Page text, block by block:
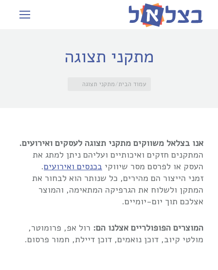
מתקני תצוגה
עמוד הבית מתקני תצוגה
אנו בצלאל משווקים מתקני תצוגה לעסקים ואירועים.
המתקנים חזקים ואיכותיים ועליהם ניתן למתג את
העסק או לפרסם מסר שיווקי בכנסים ואירועים.
זמני הייצור הם מהירים, כל שנותר הוא לבחור את
המתקן ולשלוח את הגרפיקה המתאימה, והמוצר
אצלכם תוך יום-יומיים.
המוצרים הפופולריים אצלנו הם: רול אפ, פרומוטר,
מולטי קיוב, דוכן נואמים, דוכן דיילת, חמור פרסום.